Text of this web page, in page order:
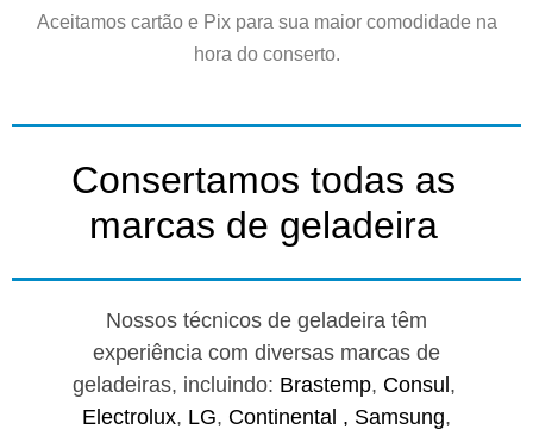
Aceitamos cartão e Pix para sua maior comodidade na
hora do conserto.
Consertamos todas as
marcas de geladeira
Nossos técnicos de geladeira têm
experiência com diversas marcas de
geladeiras, incluindo: Brastemp, Consul ,
Electrolux, LG, Continental , Samsung,